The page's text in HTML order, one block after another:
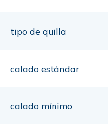
tipo de quilla
calado estándar
calado mínimo